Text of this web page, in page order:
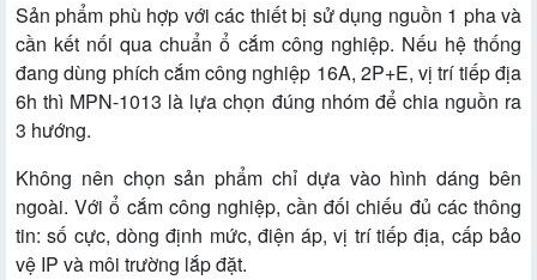
Sản phẩm phù hợp với các thiết bị sử dụng nguồn 1 pha và
cần kết nối qua chuẩn ổ cắm công nghiệp. Nếu hệ thống
đang dùng phích cắm công nghiệp 16A, 2P+E, vị trí tiếp địa
6h thì MPN-1013 là lựa chọn đúng nhóm để chia nguồn ra
3 hướng.
Không nên chọn sản phẩm chỉ dựa vào hình dáng bên
ngoài. Với ổ cắm công nghiệp, cần đối chiếu đủ các thông
tin: số cực, dòng định mức, điện áp, vị trí tiếp địa, cấp bảo
vệ IP và môi trường lắp đặt.